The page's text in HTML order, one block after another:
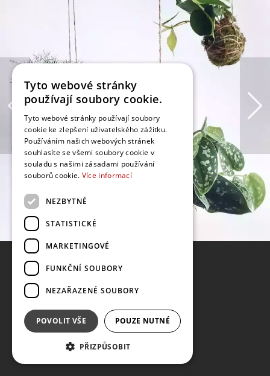
Tyto webové stránky
používají soubory cookie.
Tyto webové stránky používají soubory
cookie ke zlepšení uživatelského zážitku.
Používáním našich webových stránek
souhlasíte se všemi soubory cookie v
souladu s našimi zásadami používání
souborů cookie. Více informací
NEZBYTNÉ
STATISTICKÉ
MARKETINGOVÉ
FUNKČNÍ SOUBORY
NEZAŘAZENÉ SOUBORY
POVOLIT VŠE POUZE NUTNÉ
PŘIZPŮSOBIT